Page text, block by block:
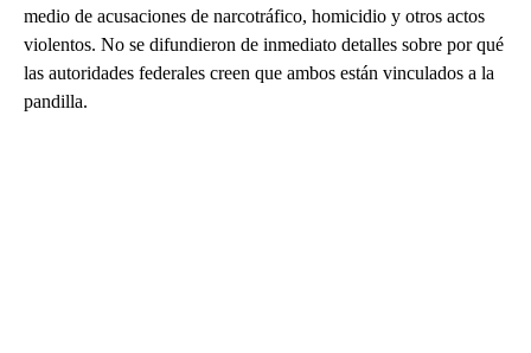
medio de acusaciones de narcotráfico, homicidio y otros actos
violentos. No se difundieron de inmediato detalles sobre por qué
las autoridades federales creen que ambos están vinculados a la
pandilla.